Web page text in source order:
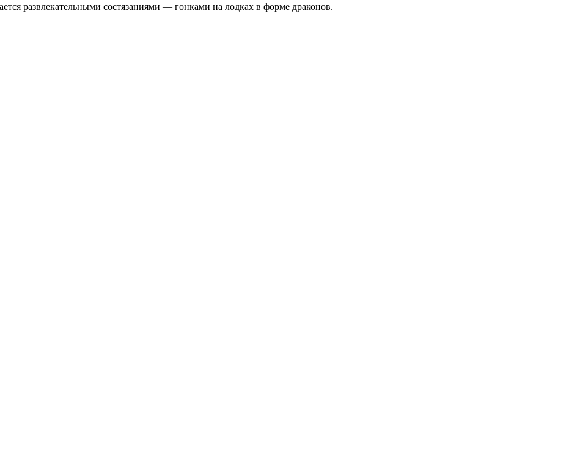
развлекательными состязаниями — гонками на лодках в форме драконов.